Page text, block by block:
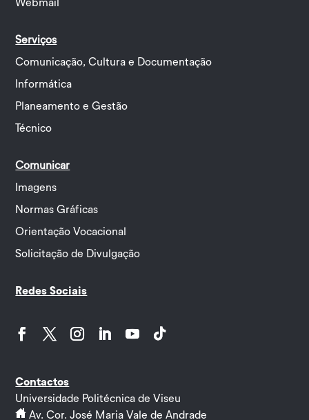
Webmail
Serviços
Comunicação, Cultura e Documentação
Informática
Planeamento e Gestão
Técnico
Comunicar
Imagens
Normas Gráficas
Orientação Vocacional
Solicitação de Divulgação
Redes Sociais
Contactos
Universidade Politécnica de Viseu
Av. Cor. José Maria Vale de Andrade